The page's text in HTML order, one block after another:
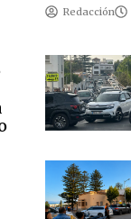
Redacción